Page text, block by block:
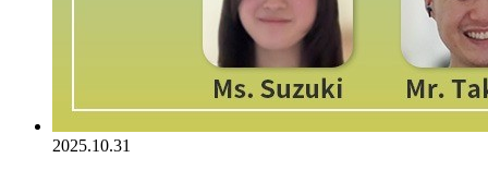
2025.10.31